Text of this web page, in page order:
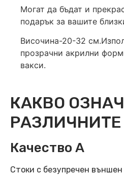
Могат да бъдат и
подарък за вашите
Височина-20-32
прозрачни акрилни
вакси.
КАКВО
РАЗЛИЧНИТЕ
Качество А
Стоки с безупречен външен